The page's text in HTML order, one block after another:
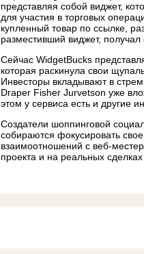
представляя собой виджет,
для участия в торговых
купленный товар по ссылке,
разместивший виджет,
Сейчас WidgetBucks
которая раскинула свои
Инвесторы вкладывают в
Draper Fisher Jurvetson уже
этом у сервиса есть и другие
Создатели шоппинговой
собираются фокусировать
взаимоотношений с веб-
проекта и на реальных